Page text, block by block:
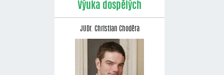
Výuka dospělých
JUDr. Christian Choděra